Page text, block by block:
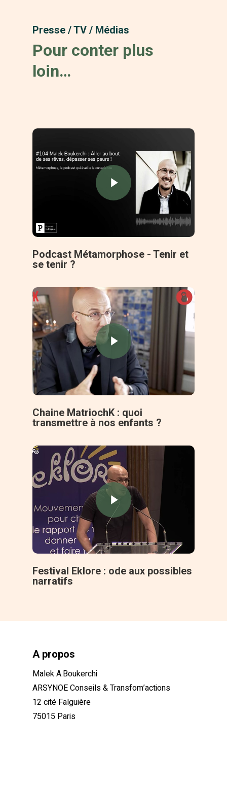
Presse / TV / Médias
Pour conter plus
loin…
Podcast Métamorphose - Tenir et
se tenir ?
Chaine MatriochK : quoi
transmettre à nos enfants ?
Festival Eklore : ode aux possibles
narratifs
A propos
Malek A.Boukerchi
ARSYNOE Conseils & Transfom’actions
12 cité Falguière
75015 Paris